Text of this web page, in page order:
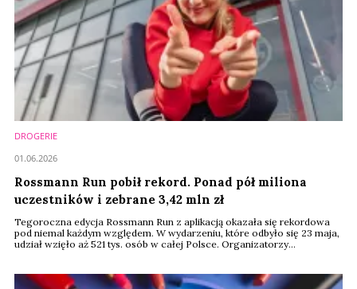
DROGERIE
Rossmann Run pobił rekord. Ponad pół miliona
uczestników i zebrane 3,42 mln zł
Tegoroczna edycja Rossmann Run z aplikacją okazała się rekordowa
pod niemal każdym względem. W wydarzeniu, które odbyło się 23 maja,
udział wzięło aż 521 tys. osób w całej Polsce. Organizatorzy
trafiło na konto Polskiego Komitetu Paralimpijskiego.
01.06.2026